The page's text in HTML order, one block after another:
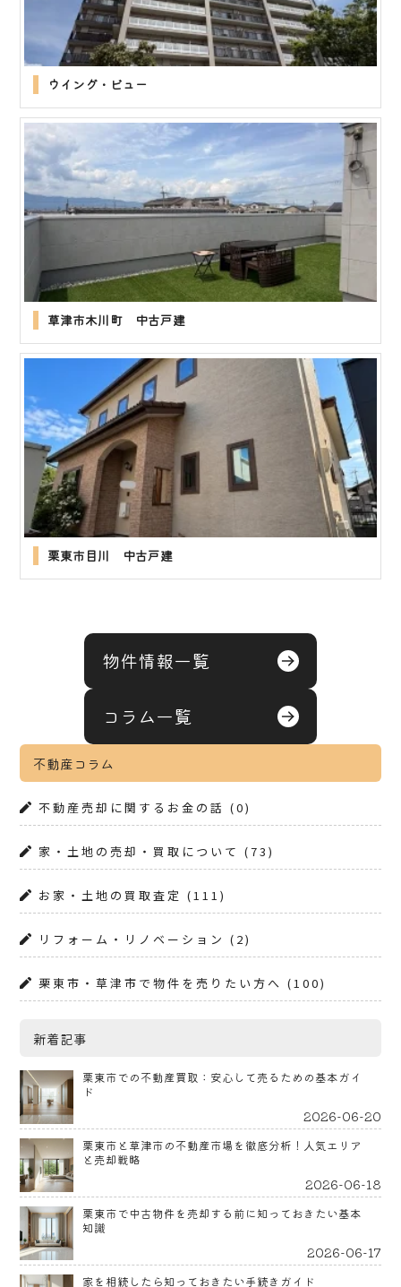
ウイング・ビュー
草津市木川町 中古戸建
栗東市目川 中古戸建
物件情報一覧
コラム一覧
不動産コラム
不動産売却に関するお金の話 (0)
家・土地の売却・買取について (73)
お家・土地の買取査定 (111)
リフォーム・リノベーション (2)
栗東市・草津市で物件を売りたい方へ (100)
新着記事
栗東市での不動産買取：安心して売るための基本ガイ
ド
2026-06-20
栗東市と草津市の不動産市場を徹底分析！人気エリア
と売却戦略
2026-06-18
栗東市で中古物件を売却する前に知っておきたい基本
知識
2026-06-17
家を相続したら知っておきたい手続きガイド